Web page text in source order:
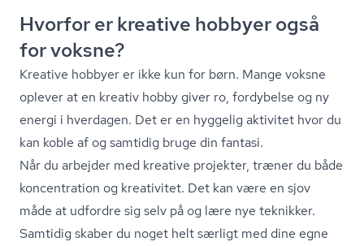
Hvorfor er kreative hobbyer også
for voksne?
Kreative hobbyer er ikke kun for børn. Mange voksne
oplever at en kreativ hobby giver ro, fordybelse og ny
energi i hverdagen. Det er en hyggelig aktivitet hvor du
kan koble af og samtidig bruge din fantasi.
Når du arbejder med kreative projekter, træner du både
koncentration og kreativitet. Det kan være en sjov
måde at udfordre sig selv på og lære nye teknikker.
Samtidig skaber du noget helt særligt med dine egne